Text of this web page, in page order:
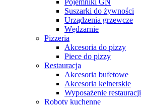
Suszarki do żywności
Urządzenia grzewcze
Wędzarnie
Pizzeria
Akcesoria do pizzy
Piece do pizzy
Restauracja
Akcesoria bufetowe
Akcesoria kelnerskie
Wyposażenie restauracji
Roboty kuchenne